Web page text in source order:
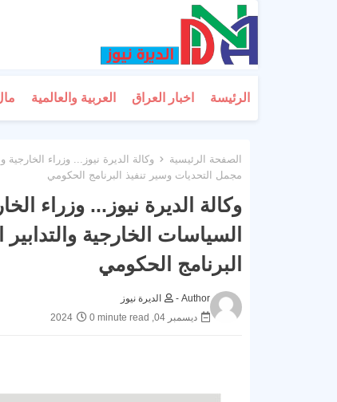
الرئيسة اخبار العراق العربية والعالمية
الصفحة الرئيسية
وكالة الديرة نيوز... وزراء
مجمل التحديات وسير تنفيذ البرنامج الحكومي
وكالة الديرة نيوز... وزراء
السياسات الخارجية
البرنامج الحكومي
Author -
الديرة نيوز
ديسمبر 04, 2024
0 minute read